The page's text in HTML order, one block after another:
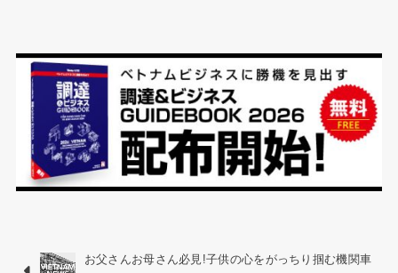
お父さんお母さん必見!子供の心をがっちり掴む機関車